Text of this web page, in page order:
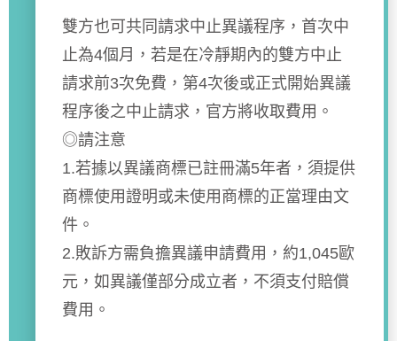
雙方也可共同請求中止異議程序，首次中
止為4個月，若是在冷靜期內的雙方中止
請求前3次免費，第4次後或正式開始異議
程序後之中止請求，官方將收取費用。
◎請注意
1.若據以異議商標已註冊滿5年者，須提供
商標使用證明或未使用商標的正當理由文
件。
2.敗訴方需負擔異議申請費用，約1,045歐
元，如異議僅部分成立者，不須支付賠償
費用。